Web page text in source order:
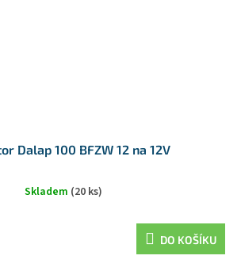
Dalap 100 BFZW 12 na 12V
Skladem (20 ks)
DO KOŠÍKU